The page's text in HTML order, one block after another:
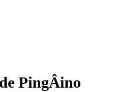
PingÂino